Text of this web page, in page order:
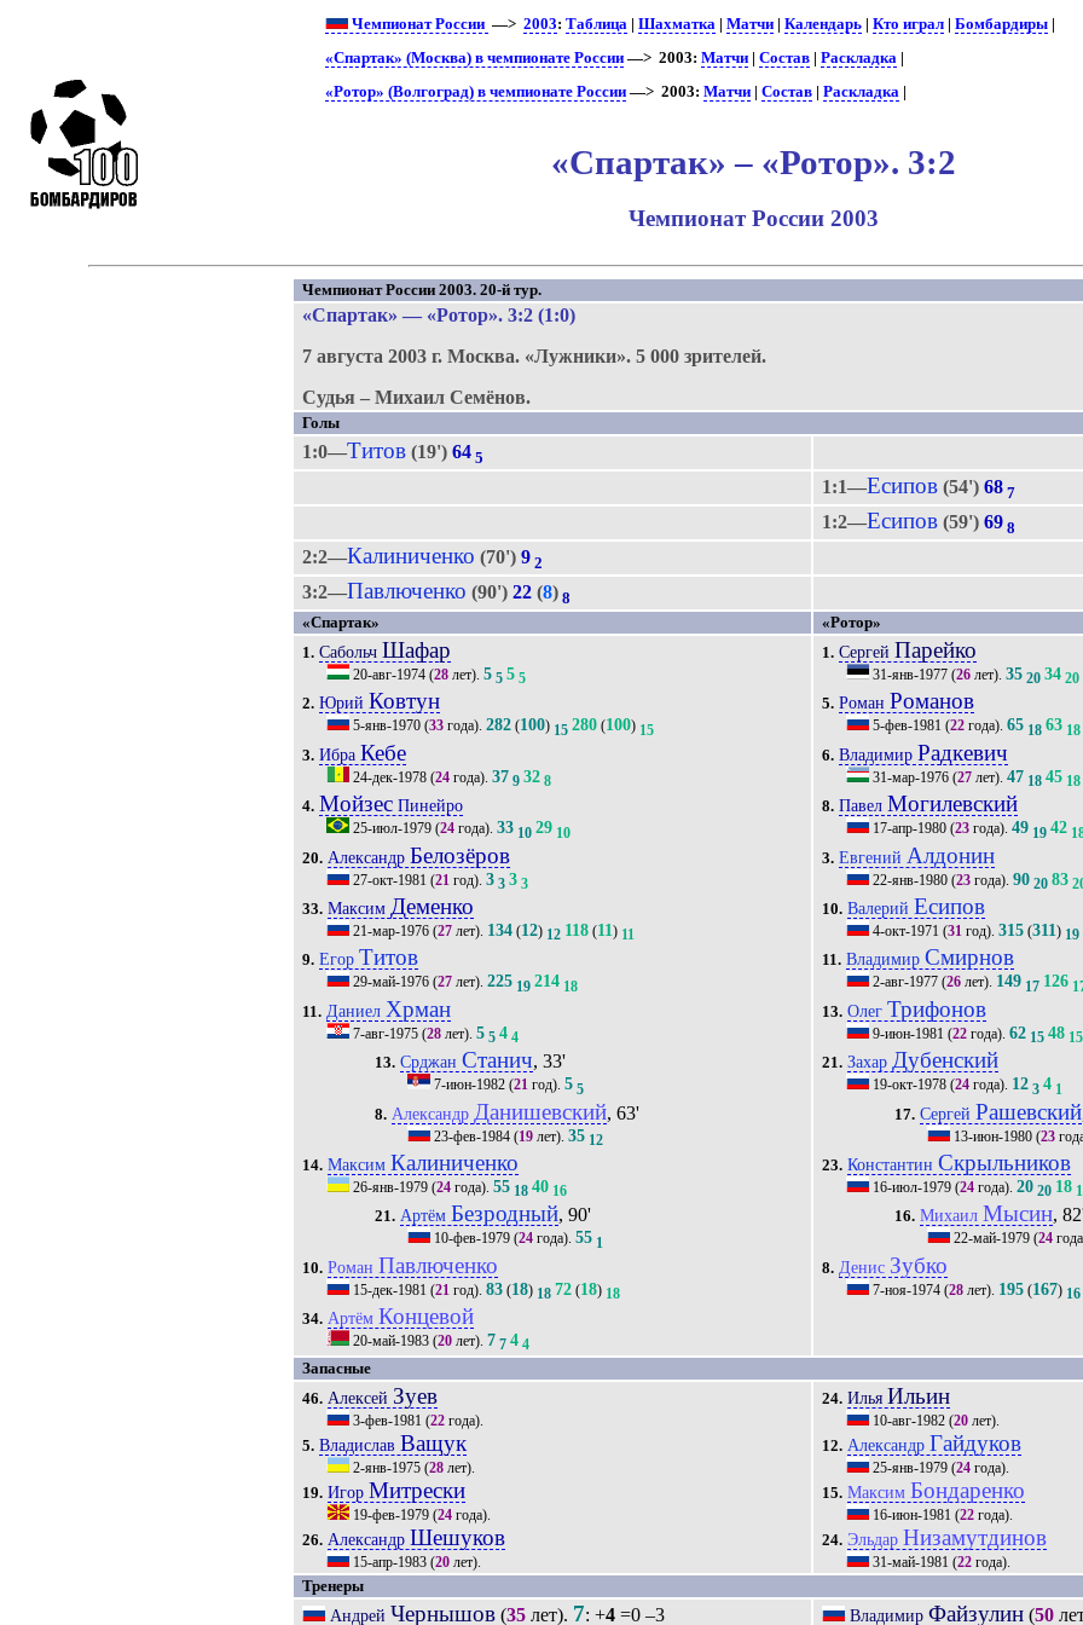
Чемпионат России —>2003:Таблица |Шахматка |Матчи |Календарь |Кто играл |Бомбардиры
«Спартак» (Москва) в чемпионате России —> 2003:Матчи |Состав |Раскладка |
«Ротор» (Волгоград) в чемпионате России —> 2003:Матчи |Состав |Раскладка |
«Спартак» – «Ротор». 3:2
Чемпионат России 2003
Чемпионат России 2003. 20-й тур.
«Спартак» — «Ротор». 3:2 (1:0)
7 августа 2003 г.Москва. «Лужники».5 000 зрителей.
Судья – Михаил Семёнов.
Голы
1:0—Титов (19')64 5
1:1—Есипов (54')68 7
1:2—Есипов (59')69 8
2:2—Калиниченко (70')9 2
3:2—Павлюченко (90')22 (8) 8
«Спартак»
«Ротор»
1. Сабольч Шафар
20-авг-1974 (28 лет).5 5 5 5
2. ЮрийКовтун
5-янв-1970 (33 года).282 (100) 15 280 (100) 15
3. Ибра Кебе
24-дек-1978 (24 года).37 9 32 8
4. Мойзес Пинейро
25-июл-1979 (24 года).33 10 29 10
20. Александр Белозёров
27-окт-1981 (21 год).3 3 3 3
33. Максим Деменко
21-мар-1976 (27 лет). 134 (12) 12 118 (11) 11
9. ЕгорТитов
29-май-1976 (27 лет).225 19 214 18
11. Даниел Хрман
7-авг-1975 (28 лет).5 5 4 4
13. СрджанСтанич, 33'
7-июн-1982(21год). 5 5
8. Александр Данишевский, 63'
23-фев-1984(19лет). 35 12
14. Максим Калиниченко
26-янв-1979 (24 года).55 18 40 16
21. АртёмБезродный, 90'
10-фев-1979(24года). 55 1
10. Роман Павлюченко
15-дек-1981 (21 год).83 (18) 18 72 (18) 18
34. Артём Концевой
20-май-1983 (20 лет).7 7 4 4
1. Сергей Парейко
31-янв-1977 (26 лет).35 20 34 20
5. РоманРоманов
5-фев-1981 (22 года).65 18 63 18
6. Владимир Радкевич
31-мар-1976 (27 лет).47 18 45 18
8. Павел Могилевский
17-апр-1980 (23 года).49 19 42
3. Евгений Алдонин
22-янв-1980 (23 года).90 20 83
10. Валерий Есипов
4-окт-1971 (31 год).315 (311) 19
11. ВладимирСмирнов
2-авг-1977 (26 лет). 149 17 126
13. ОлегТрифонов
9-июн-1981 (22 года).62 15 48 15
21. Захар Дубенский
19-окт-1978 (24 года). 12 3 4 1
17. Сергей Рашевский
13-июн-1980(23
23. КонстантинСкрыльников
16-июл-1979 (24 года).20 20 18
16. МихаилМысин,
22-май-1979(24
8. Денис Зубко
7-ноя-1974 (28 лет). 195 (167) 16
Запасные
46. Алексей Зуев
3-фев-1981 (22 года).
5. Владислав Ващук
2-янв-1975 (28 лет).
19. Игор Митрески
19-фев-1979 (24 года).
26. Александр Шешуков
15-апр-1983 (20 лет).
24. Илья Ильин
10-авг-1982 (20 лет).
12. Александр Гайдуков
25-янв-1979 (24 года).
15. Максим Бондаренко
16-июн-1981 (22 года).
24. Эльдар Низамутдинов
31-май-1981 (22 года).
Тренеры
Андрей Чернышов (35 лет). 7: +4 =0 –3 ВладимирФайзулин (50